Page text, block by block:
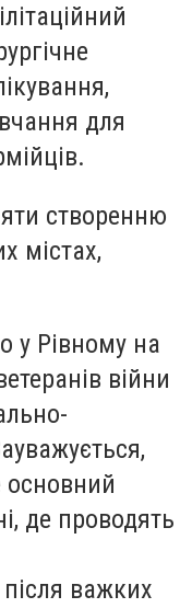
для
створенню
містах,
у Рівному на
війни
основний
де проводять
важких